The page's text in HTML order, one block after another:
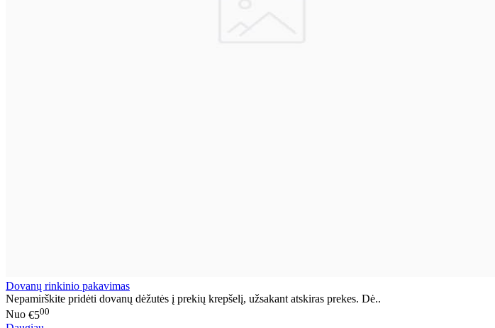
Dovanų rinkinio pakavimas
Nepamirškite pridėti dovanų dėžutės į prekių krepšelį, užsakant atskiras prekes. Dė..
Nuo €500